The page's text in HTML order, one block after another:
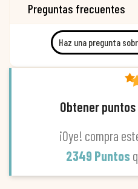
Preguntas frecuentes
Haz una pregunta
Obtener
¡Oye! compra
2349 Puntos